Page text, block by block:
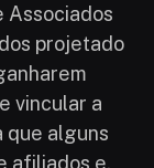
Associados
projetado
vincular a
que alguns
afiliados e,